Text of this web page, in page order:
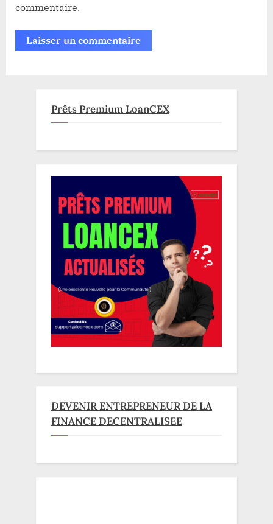
commentaire.
Prêts Premium LoanCEX
DEVENIR ENTREPRENEUR DE LA
FINANCE DECENTRALISEE